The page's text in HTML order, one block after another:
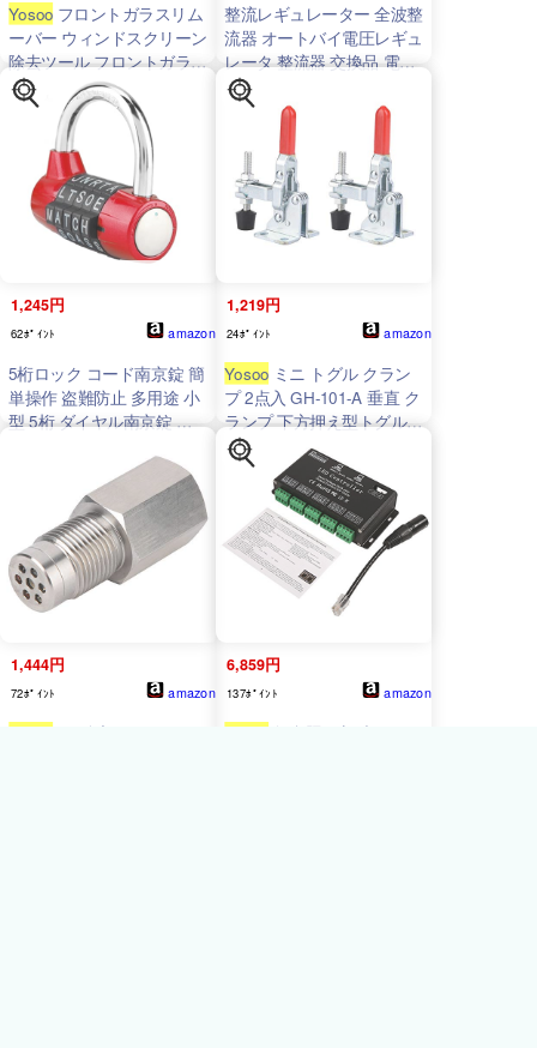
Yosoo フロントガラスリム
ーバー ウィンドスクリーン
除去ツール フロントガラス
取り外しツール ウインドシ
ールドリムーバー 車窓リム
ーバー 窓ガラス リムーバ
ー 修理ツール 切断 カッタ
ー 研ぎ直す 滑り止め 25 x
45 mm
整流レギュレーター 全波整
流器 オートバイ電圧レギュ
レータ 整流器 交換品 電圧
安定整流器 12V 4ピンソケ
ット GY6エンジン 向け バ
イク改造用 整流 過電防止
散熱良い
1,245円
62ﾎﾟｲﾝﾄ amazon
5桁ロック コード南京錠 簡
単操作 盗難防止 多用途 小
型 5桁 ダイヤル南京錠 ス
1,219円
24ﾎﾟｲﾝﾄ amazon
Yosoo ミニ トグル クラン
プ 2点入 GH-101-A 垂直 ク
ランプ 下方押え型トグルク
ランプ 50 KG保持容量 U形
垂直ハンドル式 溶接加工
リベット打ち加工 鉄 亜鉛
メッキ製 ２個
1,444円
72ﾎﾟｲﾝﾄ amazon
Yosoo O2酸素センサー 02
6,859円
137ﾎﾟｲﾝﾄ amazon
Yosoo 舞台照明 調光コント